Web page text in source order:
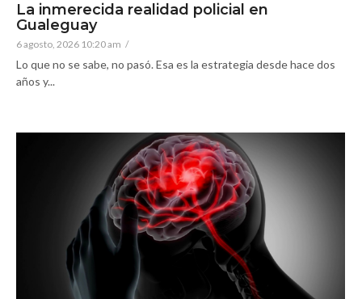
La inmerecida realidad policial en
Gualeguay
6 agosto, 2026 10:20 am /
Lo que no se sabe, no pasó. Esa es la estrategia desde hace dos
años y...